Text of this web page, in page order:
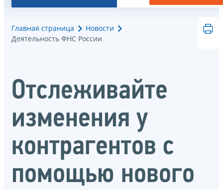
Главная страница
Новости
Деятельность ФНС России
Отслеживайте
изменения у
контрагентов с
помощью нового